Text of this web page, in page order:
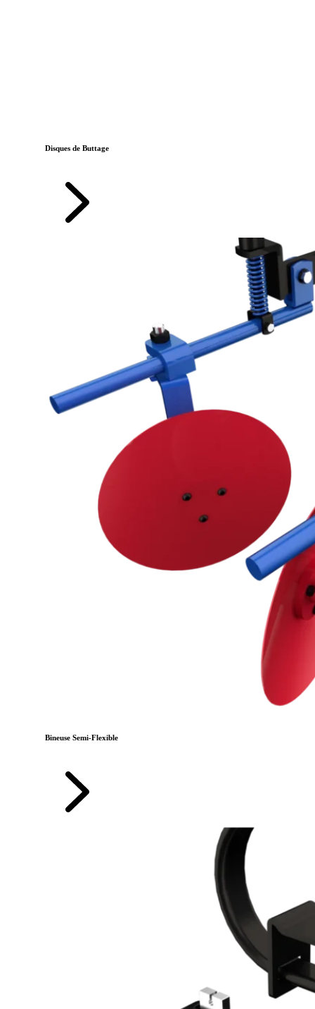
Disques de Buttage
Bineuse Semi-Flexible